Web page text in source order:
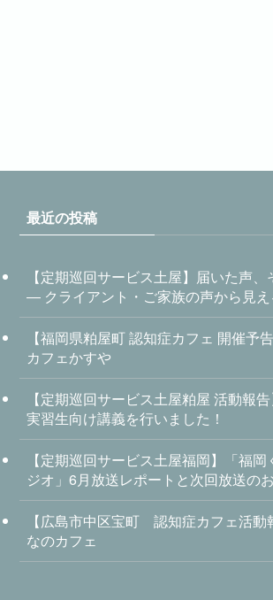
最近の投稿
【定期巡回サービス土屋】届いた声、
― クライアント・ご家族の声から見
【福岡県粕屋町 認知症カフェ 開催予
カフェかすや
【定期巡回サービス土屋粕屋 活動報
実習生向け講義を行いました！
【定期巡回サービス土屋福岡】「福岡
ジオ」6月放送レポートと次回放送の
【広島市中区宝町 認知症カフェ活動
なのカフェ